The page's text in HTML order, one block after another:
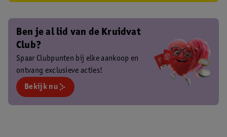
Ben je al lid van de Kruidvat
Club?
Spaar Clubpunten bij elke aankoop en
ontvang exclusieve acties!
Bekijk nu